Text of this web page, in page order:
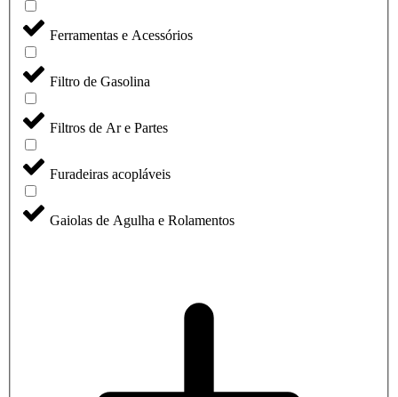
Ferramentas e Acessórios
Filtro de Gasolina
Filtros de Ar e Partes
Furadeiras acopláveis
Gaiolas de Agulha e Rolamentos